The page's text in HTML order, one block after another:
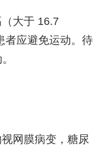
大于 16.7
者应避免运动。待
网膜病变，糖尿